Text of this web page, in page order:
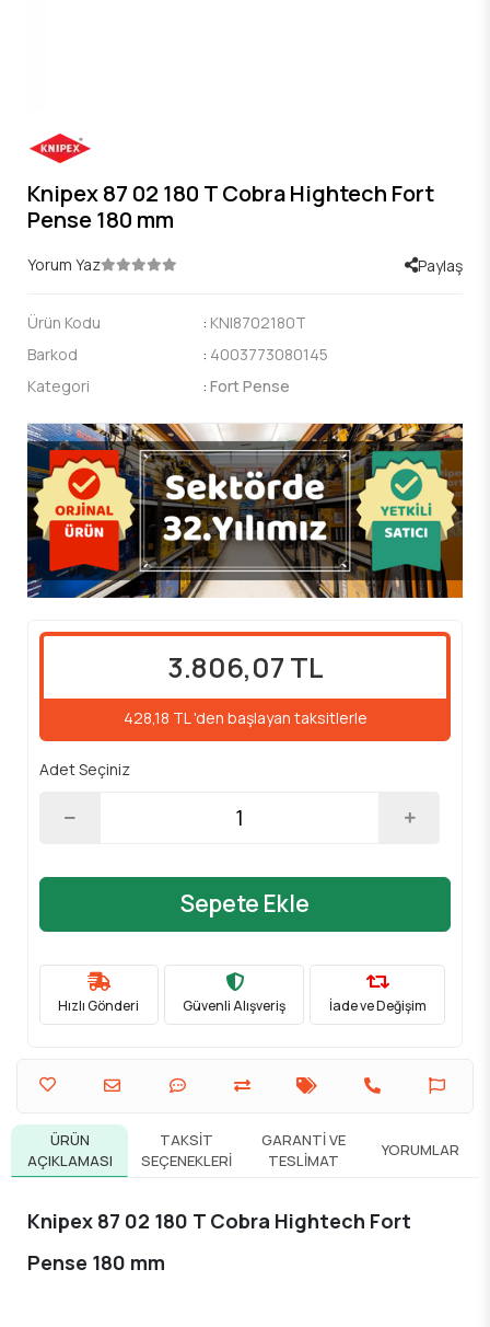
Knipex 87 02 180 T Cobra Hightech Fort
Pense 180 mm
Yorum Yaz Paylaş
Ürün Kodu : KNI8702180T
Barkod
: 4003773080145
Kategori
: Fort Pense
3.806,07 TL
428,18 TL 'den başlayan taksitlerle
Adet Seçiniz
Sepete Ekle
Hızlı Gönderi Güvenli Alışveriş İade ve Değişim
ÜRÜN
AÇIKLAMASI
TAKSIT
SEÇENEKLERI
GARANTI VE
TESLIMAT
YORUMLAR
Knipex 87 02 180 T Cobra Hightech Fort
Pense 180 mm